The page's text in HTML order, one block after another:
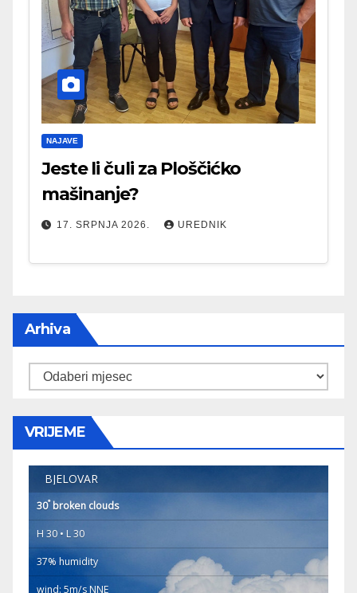
NAJAVE
Jeste li čuli za Ploščićko
mašinanje?
17. SRPNJA 2026. UREDNIK
Arhiva
Arhiva
VRIJEME
BJELOVAR
30°broken clouds
H 30 • L 30
37% humidity
wind: 5m/s NNE